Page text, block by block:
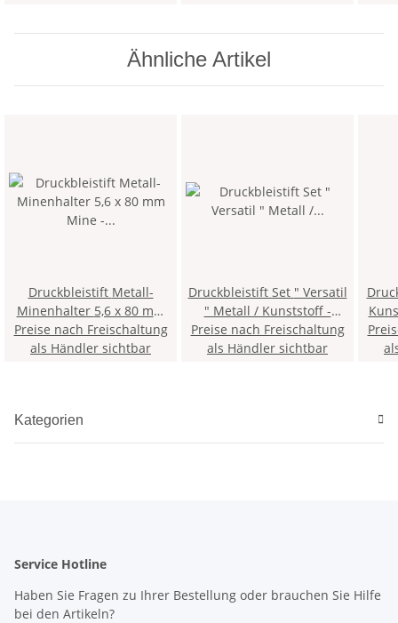
Ähnliche Artikel
Druckbleistift Metall-
Minenhalter 5,6 x 80 mm
Mine - Silber - inklusive
Minenspitzer und Clip, in
Preise nach Freischaltung
als Händler sichtbar
Druckbleistift Set " Versatil
" Metall / Kunststoff -
farblich sortiert - 1 Stift
5211 + 2
Preise nach Freischaltung
als Händler sichtbar
-
Kategorien
Service Hotline
Haben Sie Fragen zu Ihrer Bestellung oder brauchen Sie Hilfe
bei den Artikeln?